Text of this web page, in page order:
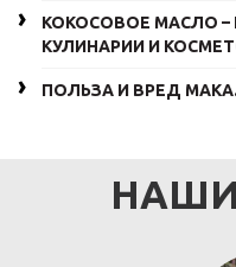
КОКОСОВОЕ МАСЛО
КУЛИНАРИИ И
ПОЛЬЗА И ВРЕД